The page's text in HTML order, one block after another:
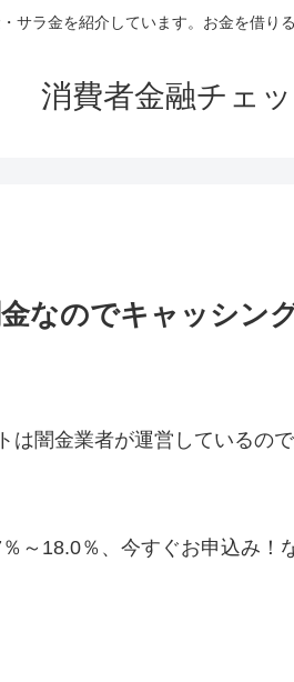
サラ金を紹介しています。お金を借
消費者金融チェ
なのでキャッシン
闇金業者が運営しているの
～18.0％、今すぐお申込み！